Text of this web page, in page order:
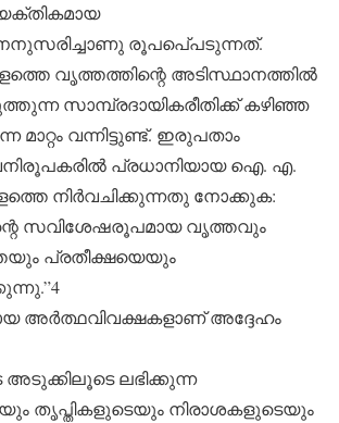
രൂപപെ്പടുന്നത്.
വൃത്തത്തിന്റെ അടിസ്ഥാനത്തില്‍
സാമ്പ്രദായികരീതിക്ക് കഴിഞ്ഞ
മാറ്റം വന്നിട്ടുണ്ട്. ഇരുപതാം
പ്രധാനിയായ ഐ. എ.
നിര്‍വചിക്കുന്നതു നോക്കുക:
സവിശേഷരൂപമായ വൃത്തവും
പ്രതീക്ഷയെയും
അര്‍ത്ഥവിവക്ഷകളാണ് അദ്ദേഹം
ലഭിക്കുന്ന
തൃപ്തികളുടെയും നിരാശകളുടെയും